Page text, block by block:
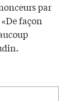
par
façon